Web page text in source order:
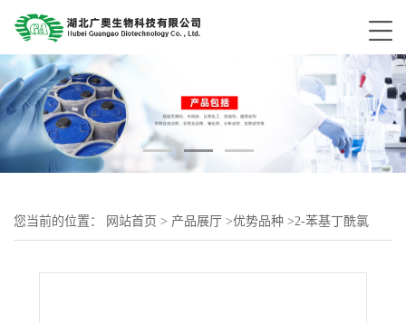
您当前的位置： 网站首页 > 产品展厅 >优势品种 >2-苯基丁酰氯